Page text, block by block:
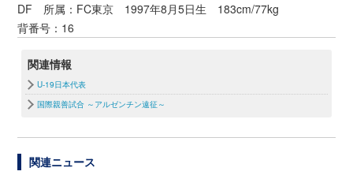
DF 所属：FC東京 1997年8月5日生 183cm/77kg
背番号：16
関連情報
U-19日本代表
国際親善試合 ～アルゼンチン遠征～
関連ニュース